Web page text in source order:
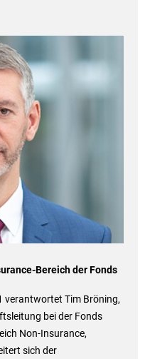
Bereich der Fonds
verantwortet Tim Bröning,
bei der Fonds
Non-Insurance,
sich der